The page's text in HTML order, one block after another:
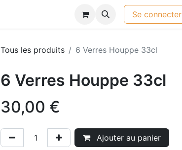
Se connecter
Tous les produits 6 Verres Houppe 33cl
6 Verres Houppe 33cl
30,00 €
Ajouter au panier